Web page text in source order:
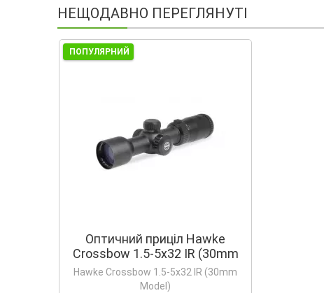
НЕЩОДАВНО ПЕРЕГЛЯНУТІ
ПОПУЛЯРНИЙ
Оптичний приціл Hawke
Crossbow 1.5-5х32 IR (30mm
Model)
Hawke Crossbow 1.5-5х32 IR (30mm
Model)